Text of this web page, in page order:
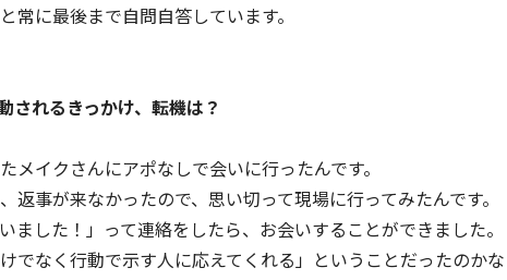
に最後まで自問自答しています。
されるきっかけ、転機は？
イクさんにアポなしで会いに行ったんです。
事が来なかったので、思い切って現場に行ってみたんです。
した！」って連絡をしたら、お会いすることができました。
でなく行動で示す人に応えてくれる」ということだったのかな